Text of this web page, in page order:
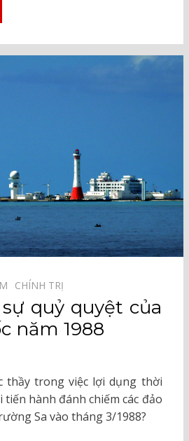
CHÍNH TRỊ⠀
quỷ quyệt của
năm 1988
thầy trong việc lợi dụng thời
tiến hành đánh chiếm các đảo
Sa vào tháng 3/1988?